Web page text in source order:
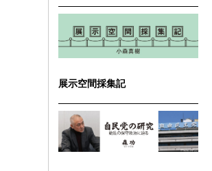
展示空間採集記